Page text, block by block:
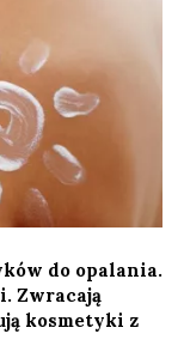
do opalania.
Zwracają
kosmetyki z